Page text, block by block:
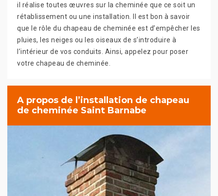
il réalise toutes œuvres sur la cheminée que ce soit un
rétablissement ou une installation. Il est bon à savoir
que le rôle du chapeau de cheminée est d’empêcher les
pluies, les neiges ou les oiseaux de s’introduire à
l’intérieur de vos conduits. Ainsi, appelez pour poser
votre chapeau de cheminée.
A propos de l’installation de chapeau
de cheminée Saint Barnabe